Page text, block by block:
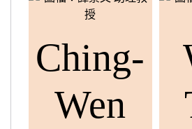
Ching-
Wen